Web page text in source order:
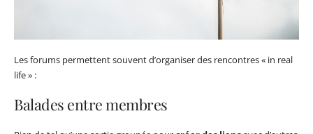
Les forums permettent souvent d’organiser des rencontres « in real
life » :
Balades entre membres